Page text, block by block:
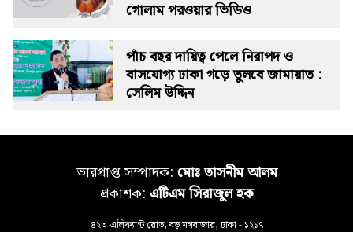
গোলাম পরওয়ার ভিডিও
পাঁচ বছর দায়িত্ব পেলে নিরাপদ ও
বাসযোগ্য ঢাকা গড়ে তুলবে জামায়াত :
সেলিম উদ্দিন
ভারপ্রাপ্ত সম্পাদক: মোঃ তাসনীম আলম
প্রকাশক: এটিএম সিরাজুল হক
৪২৩ এলিফ্যান্ট রোড, বড় মগবাজার, ঢাকা - ১২১৭